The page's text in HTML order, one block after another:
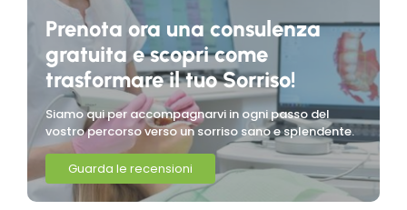
Prenota ora una consulenza
gratuita e scopri come
trasformare il tuo Sorriso!
Siamo qui per accompagnarvi in ogni passo del
vostro percorso verso un sorriso sano e splendente.
Guarda le recensioni